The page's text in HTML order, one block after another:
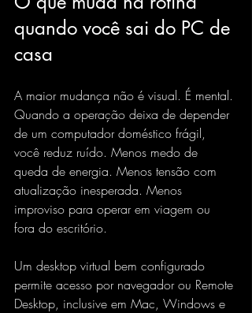
quando você sai do PC de
casa
A maior mudança não é visual. É mental.
Quando a operação deixa de depender
de um computador doméstico frágil,
você reduz ruído. Menos medo de
queda de energia. Menos tensão com
atualização inesperada. Menos
improviso para operar em viagem ou
fora do escritório.
Um desktop virtual bem configurado
permite acesso por navegador ou Remote
Desktop, inclusive em Mac, Windows e